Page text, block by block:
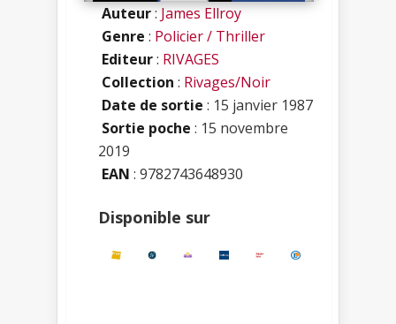
Auteur:James Ellroy
Genre : Policier / Thriller
Editeur: RIVAGES
Collection : Rivages/Noir
Date de sortie : 15 janvier 1987
Sortie poche : 15 novembre
2019
EAN : 9782743648930
Disponible sur